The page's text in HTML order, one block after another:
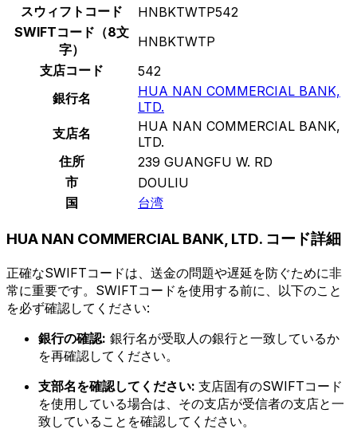
スウィフトコード
HNBKTWTP542
SWIFTコード（8文
字）
HNBKTWTP
支店コード
542
銀行名
HUA NAN COMMERCIAL BANK,
LTD.
支店名
HUA NAN COMMERCIAL BANK,
LTD.
住所
239 GUANGFU W. RD
市
DOULIU
国
台湾
HUA NAN COMMERCIAL BANK, LTD. コード詳細
正確なSWIFTコードは、送金の問題や遅延を防ぐために非
常に重要です。SWIFTコードを使用する前に、以下のこと
を必ず確認してください:
銀行の確認: 銀行名が受取人の銀行と一致しているか
を再確認してください。
支部名を確認してください: 支店固有のSWIFTコード
を使用している場合は、その支店が受信者の支店と一
致していることを確認してください。